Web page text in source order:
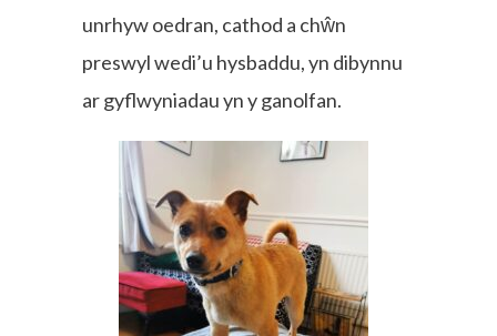
unrhyw oedran, cathod a chŵn
preswyl wedi’u hysbaddu, yn dibynnu
ar gyflwyniadau yn y ganolfan.